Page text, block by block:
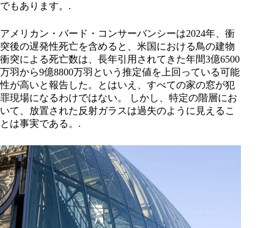
でもあります。.
アメリカン・バード・コンサーバンシーは2024年、衝
突後の遅発性死亡を含めると、米国における鳥の建物
衝突による死亡数は、長年引用されてきた年間3億6500
万羽から9億8800万羽という推定値を上回っている可能
性が高いと報告した。とはいえ、すべての家の窓が犯
罪現場になるわけではない。 しかし、特定の階層にお
いて、放置された反射ガラスは過失のように見えるこ
とは事実である。.